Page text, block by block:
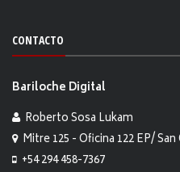
CONTACTO
Bariloche Digital
Roberto Sosa Lukam
Mitre 125 - Oficina 122 EP/
+54 294 458-7367